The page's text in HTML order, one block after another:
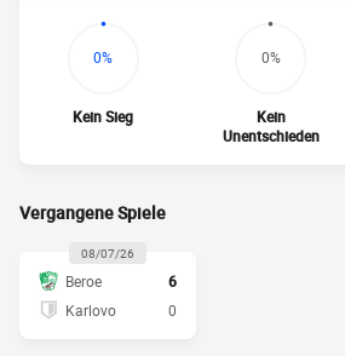
0%
Kein Sieg
0%
Kein
Unentschieden
Vergangene Spiele
08/07/26
Beroe
6
Karlovo
0